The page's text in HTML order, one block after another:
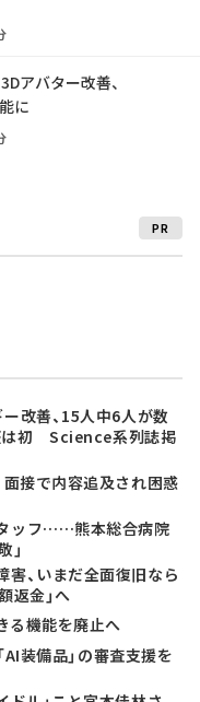
アバター改善、
に
PR
改善、15人中6人が数
初 Science系列誌掲
接で内容追及され困惑
ッフ……熊本総合病院
」
害、いまだ全面復旧なら
返金」へ
る機能を廃止へ
装備品」の審査支援を